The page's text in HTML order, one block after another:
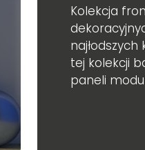
Kolekcja
najłodszych
tej kolekcji
paneli